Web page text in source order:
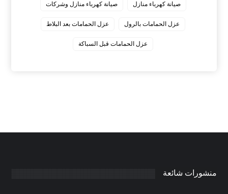
صيانة كهرباء منازل صيانة كهرباء منازل وشركات
عزل الحمامات بالرول عزل الحمامات بعد البلاط
عزل الحمامات قبل السباكة
منشورات شائعة